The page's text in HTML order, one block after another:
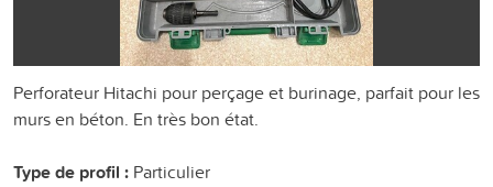
Perforateur Hitachi pour perçage et burinage, parfait pour les
murs en béton. En très bon état.
Type de profil : Particulier